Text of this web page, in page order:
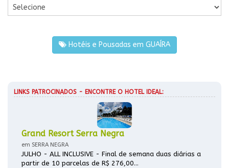
Hotéis e Pousadas em GUAÍRA
LINKS PATROCINADOS - ENCONTRE O HOTEL IDEAL:
Grand Resort Serra Negra
em SERRA NEGRA
JULHO - ALL INCLUSIVE - Final de semana duas diárias a
partir de 10 parcelas de R$ 276,00...